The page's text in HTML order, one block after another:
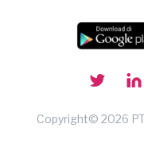
Copyright© 2026